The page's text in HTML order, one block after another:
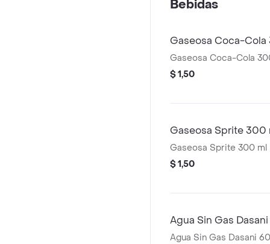
Bebidas
Gaseosa Coca-Cola
Gaseosa Coca-Cola
$ 1,50
Gaseosa Sprite 300
Gaseosa Sprite 300 ml
$ 1,50
Agua Sin Gas
Agua Sin Gas Dasani